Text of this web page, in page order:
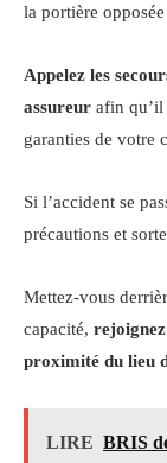
la portière
Appelez les
assureur afin qu’il
garanties de votre
Si l’accident se
précautions et
Mettez-vous
capacité, rejoignez
proximité du lieu
LIRE BRIS